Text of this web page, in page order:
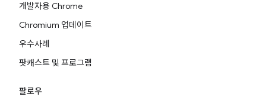
개발자용 Chrome
Chromium 업데이트
우수사례
팟캐스트 및 프로그램
팔로우